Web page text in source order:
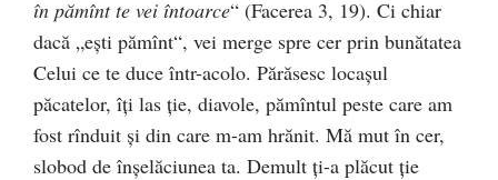
în pămînt te vei întoarce“ (Facerea 3, 19). Ci chiar
dacă „eşti pămînt“, vei merge spre cer prin bunătatea
Celui ce te duce într-acolo. Părăsesc locaşul
păcatelor, îţi las ţie, diavole, pămîntul peste care am
fost rînduit şi din care m-am hrănit. Mă mut în cer,
slobod de înşelăciunea ta. Demult ţi-a plăcut ţie